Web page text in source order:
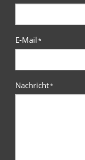
E-Mail*
Nachricht*